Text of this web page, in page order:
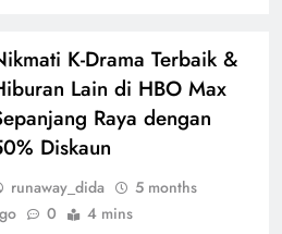
K-Drama Terbaik &
Lain di HBO Max
Raya dengan
Diskaun
runaway_dida
5 months
0 4 mins